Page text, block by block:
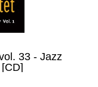
33 - Jazz